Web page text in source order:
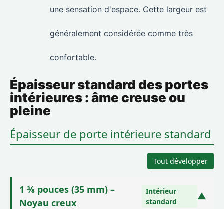
une sensation d'espace. Cette largeur est
généralement considérée comme très
confortable.
Épaisseur standard des portes
intérieures : âme creuse ou
pleine
Épaisseur de porte intérieure standard
Tout développer
1 ⅜ pouces (35 mm) –
Noyau creux
Intérieur
standard
▼